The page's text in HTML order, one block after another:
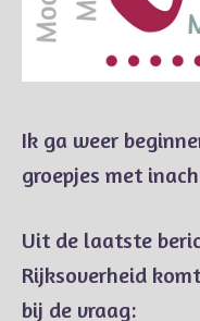
Ik ga weer
groepjes met
Uit de laatste
Rijksoverheid
bij de vraag: